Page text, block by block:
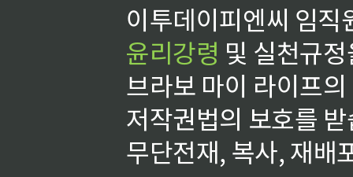
이투데이피엔씨 임
윤리강령 및 실천규
브라보 마이 라이프
저작권법의 보호를
무단전재, 복사, 재배